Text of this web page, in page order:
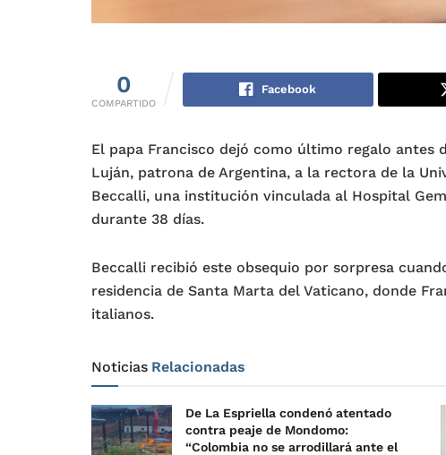
0
COMPARTIDO
Facebook
El papa Francisco dejó como último regalo antes
Luján, patrona de Argentina, a la rectora de la
Beccalli, una institución vinculada al Hospital
durante 38 días.
Beccalli recibió este obsequio por sorpresa
residencia de Santa Marta del Vaticano, donde
italianos.
Noticias Relacionadas
De La Espriella condenó atentado
contra peaje de Mondomo:
“Colombia no se arrodillará ante el